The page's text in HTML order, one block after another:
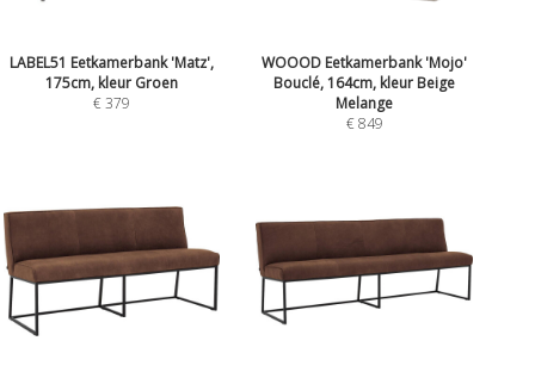
LABEL51 Eetkamerbank 'Matz',
175cm, kleur Groen
€ 379
WOOOD Eetkamerbank 'Mojo'
Bouclé, 164cm, kleur Beige
Melange
€ 849